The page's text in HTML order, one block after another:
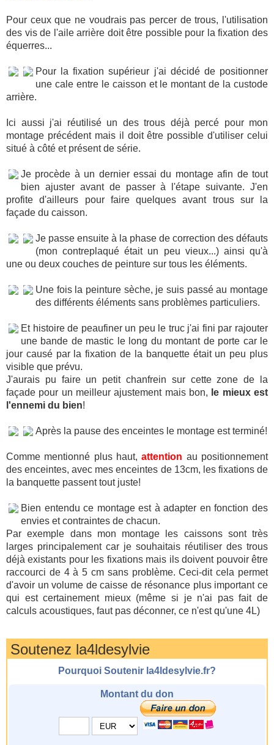
Pour ceux que ne voudrais pas percer de trous, l'utilisation
des vis de l'aile arrière doit être possible pour la fixation des
équerres...
Pour la fixation supérieur j'ai décidé de positionner
une cale entre le caisson et le montant de la custode
arrière.
Ici aussi j'ai réutilisé un des trous déjà percé pour mon
montage précédent mais il doit être possible d'utiliser celui
situé à côté et présent de série.
Je procède à un dernier essai du montage afin de tout
bien ajuster avant de passer à l'étape suivante. J'en
profite d'ailleurs pour faire quelques avant trous sur la
façade du caisson.
Je passe ensuite à la phase de correction des défauts
(mon contreplaqué était un peu vieux...) ainsi qu'à
une ou deux couches de peinture sur tous les éléments.
Une fois la peinture sèche, je suis passé au montage
des différents éléments sans problèmes particuliers.
Et histoire de peaufiner un peu le truc j'ai fini par rajouter
une bande de mastic le long du montant de porte car le
jour causé par la fixation de la banquette était un peu plus
visible que prévu.
J'aurais pu faire un petit chanfrein sur cette zone de la
façade pour un meilleur ajustement mais bon, le mieux est
l'ennemi du bien!
Après la pause des enceintes le montage est terminé!
Comme mentionné plus haut,attention au positionnement
des enceintes, avec mes enceintes de 13cm, les fixations de
la banquette passent tout juste!
Bien entendu ce montage est à adapter en fonction des
envies et contraintes de chacun.
Par exemple dans mon montage les caissons sont très
larges principalement car je souhaitais réutiliser des trous
déjà existants pour les fixations mais ils doivent pouvoir être
raccourci de 4 à 5 cm sans problème. Ceci-dit cela permet
d'avoir un volume de caisse de résonance plus important ce
qui est certainement mieux (même si je n'ai pas fait de
calculs acoustiques, faut pas déconner, ce n'est qu'une 4L)
Soutenez la4ldesylvie
Pourquoi Soutenir la4ldesylvie.fr?
Montant du don